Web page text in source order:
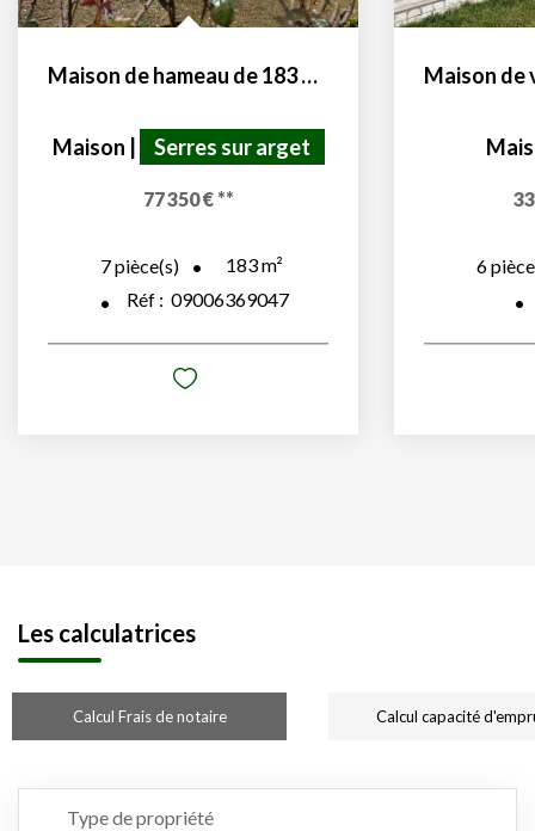
Maison de hameau de 183 m² avec jardin
Maison Serres sur arget
77 350 €**
7pièce(s) 183m²
Réf : 09006369047
6
Les calculatrices
Calcul Frais de notaire Calcul capacité